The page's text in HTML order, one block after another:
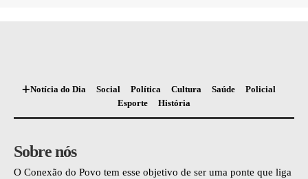
Notícia do Dia Social Política Cultura Saúde
Policial
Esporte
História
Sobre nós
O Conexão do Povo tem esse objetivo de ser uma ponte que liga